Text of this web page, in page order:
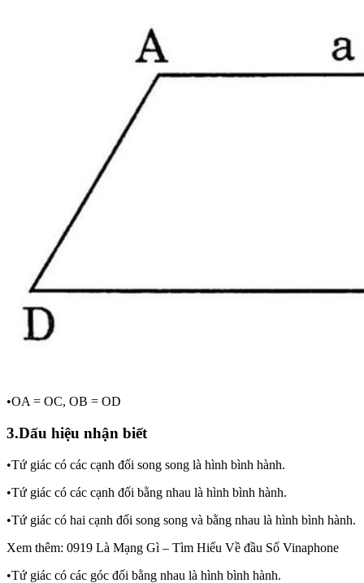
•OA = OC, OB = OD
3.Dấu hiệu nhận biết
•Tứ giác có các cạnh đối song song là hình bình hành.
•Tứ giác có các cạnh đối bằng nhau là hình bình hành.
•Tứ giác có hai cạnh đối song song và bằng nhau là hình bình hành.
Xem thêm: 0919 Là Mạng Gì – Tìm Hiểu Về đầu Số Vinaphone
•Tứ giác có các góc đối bằng nhau là hình bình hành.